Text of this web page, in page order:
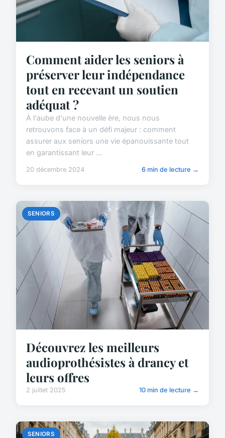
Comment aider les seniors à
préserver leur indépendance
tout en recevant un soutien
adéquat ?
À l'aube d'une nouvelle ère, nous nous
retrouvons face à un défi majeur : comment
assurer aux seniors une vie épanouissante tout
en garantissant leur ...
20 décembre 2024 6 min de lecture →
SENIORS
Découvrez les meilleurs
audioprothésistes à drancy et
leurs offres
2 juillet 2025 10 min de lecture →
SENIORS